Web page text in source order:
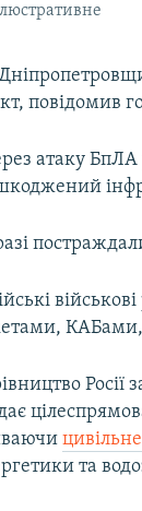
повідомив
атаку
КАБами,
Росії
та